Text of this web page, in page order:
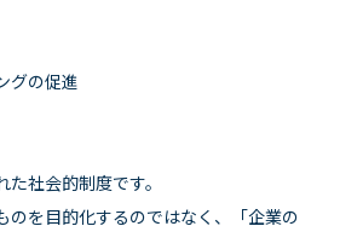
グの促進
社会的制度です。
のを目的化するのではなく、「企業の